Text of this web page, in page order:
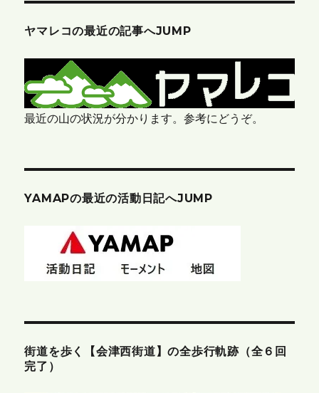
ヤマレコの最近の記事へJUMP
最近の山の状況が分かります。参考にどうぞ。
YAMAPの最近の活動日記へJUMP
街道を歩く【会津西街道】の全歩行軌跡（全６回
完了）